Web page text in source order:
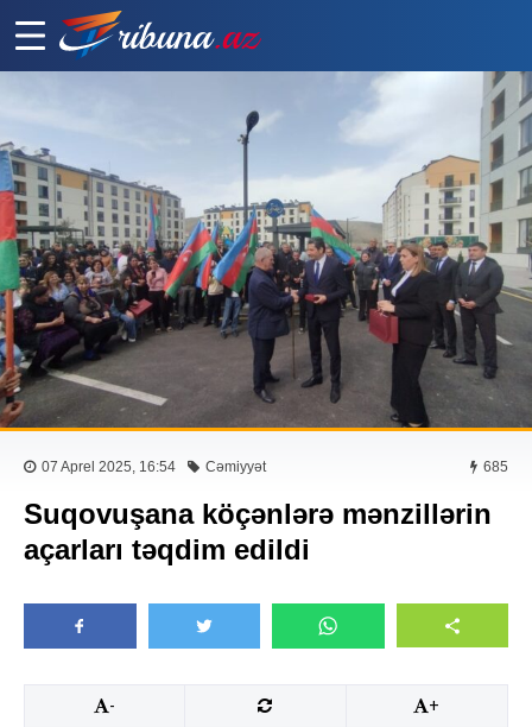
07 Aprel 2025, 16:54 Cəmiyyət 685
Suqovuşana köçənlərə mənzillərin
açarları təqdim edildi
- +